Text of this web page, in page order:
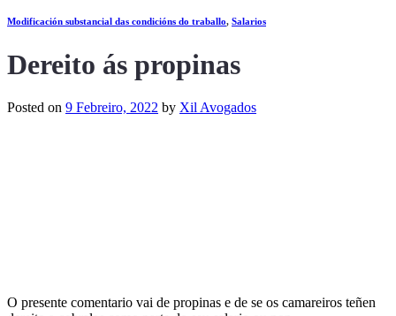
Modificación substancial das condicións do traballo, Salarios
Dereito ás propinas
Posted on 9 Febreiro, 2022 by Xil Avogados
O presente comentario vai de propinas e de se os camareiros teñen